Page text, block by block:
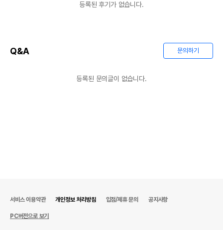
등록된 후기가 없습니다.
Q&A 문의하기
등록된 문의글이 없습니다.
서비스 이용약관 개인정보 처리방침 입점/제휴 문의 공지사항
PC버전으로 보기